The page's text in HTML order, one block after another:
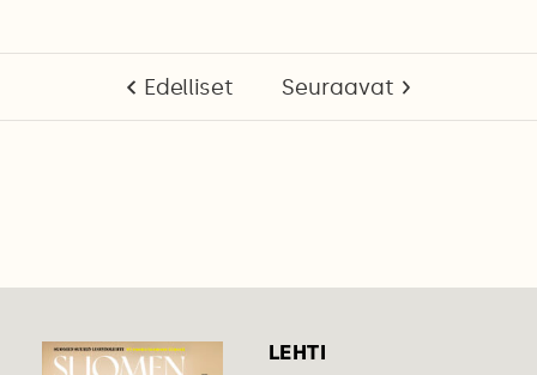
Edelliset Seuraavat
LEHTI